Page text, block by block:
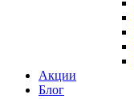
Акции
Блог